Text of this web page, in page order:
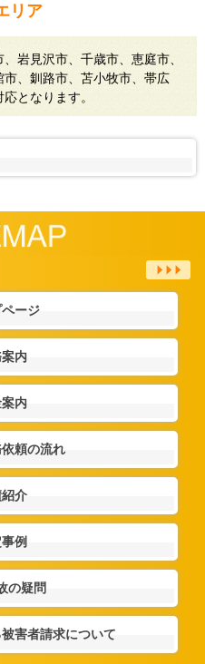
リア
岩見沢市、千歳市、恵庭市、
、釧路市、苫小牧市、帯広
となります。
ページ
内
内
頼の流れ
介
例
の疑問
害者請求について